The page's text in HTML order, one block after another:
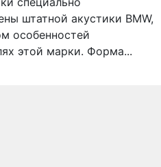
штатной акустики BMW,
особенностей
этой марки. Форма...